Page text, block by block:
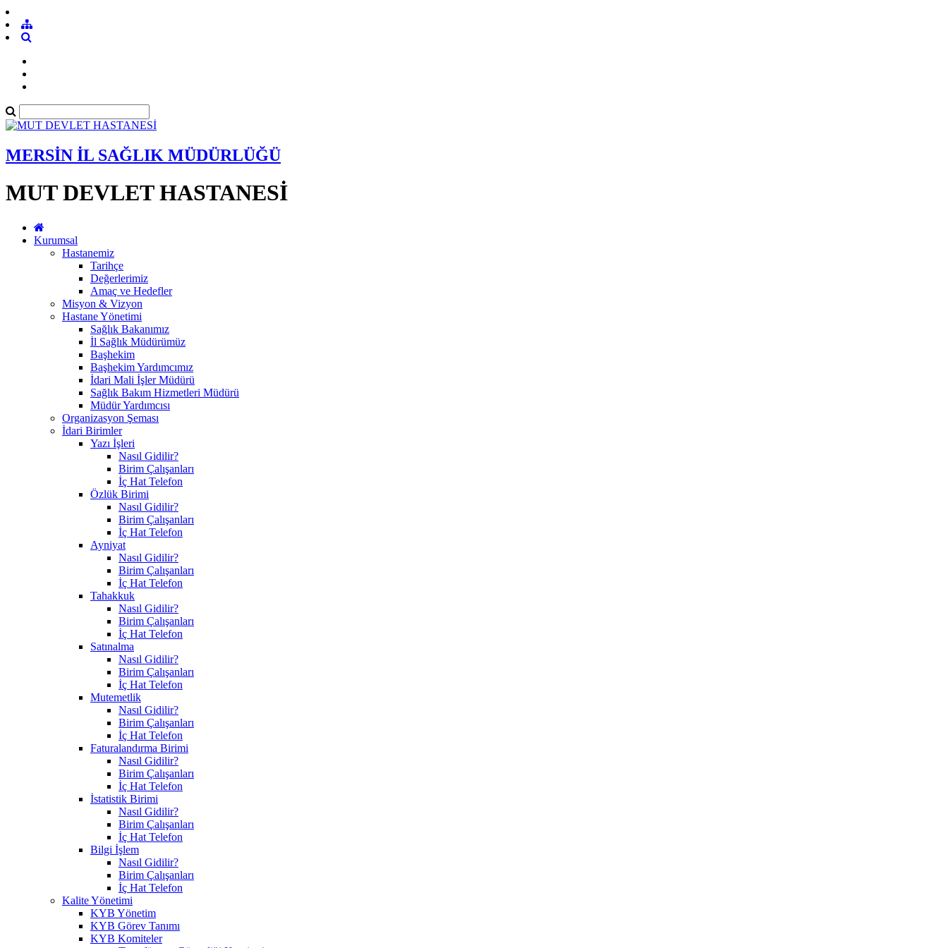
MERSİN İL SAĞLIK MÜDÜRLÜĞÜ
MUT DEVLET HASTANESİ
Kurumsal
Hastanemiz
Tarihçe
Değerlerimiz
Amaç ve Hedefler
Misyon & Vizyon
Hastane Yönetimi
Sağlık Bakanımız
İl Sağlık Müdürümüz
Başhekim
Başhekim Yardımcımız
İdari Mali İşler Müdürü
Sağlık Bakım Hizmetleri Müdürü
Müdür Yardımcısı
Organizasyon Şeması
İdari Birimler
Yazı İşleri
Nasıl Gidilir?
Birim Çalışanları
İç Hat Telefon
Özlük Birimi
Nasıl Gidilir?
Birim Çalışanları
İç Hat Telefon
Ayniyat
Nasıl Gidilir?
Birim Çalışanları
İç Hat Telefon
Tahakkuk
Nasıl Gidilir?
Birim Çalışanları
İç Hat Telefon
Satınalma
Nasıl Gidilir?
Birim Çalışanları
İç Hat Telefon
Mutemetlik
Nasıl Gidilir?
Birim Çalışanları
İç Hat Telefon
Faturalandırma Birimi
Nasıl Gidilir?
Birim Çalışanları
İç Hat Telefon
İstatistik Birimi
Nasıl Gidilir?
Birim Çalışanları
İç Hat Telefon
Bilgi İşlem
Nasıl Gidilir?
Birim Çalışanları
İç Hat Telefon
Kalite Yönetimi
KYB Yönetim
KYB Görev Tanımı
KYB Komiteler